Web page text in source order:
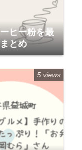
ヒー粉を最
とめ
5 views